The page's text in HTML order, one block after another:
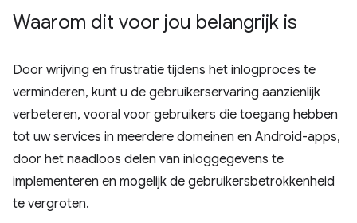
Waarom dit voor jou belangrijk is
Door wrijving en frustratie tijdens het inlogproces te
verminderen, kunt u de gebruikerservaring aanzienlijk
verbeteren, vooral voor gebruikers die toegang hebben
tot uw services in meerdere domeinen en Android-apps,
door het naadloos delen van inloggegevens te
implementeren en mogelijk de gebruikersbetrokkenheid
te vergroten.